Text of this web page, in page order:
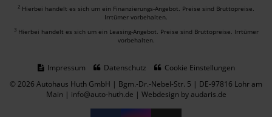
2 Hierbei handelt es sich um ein Finanzierungs-Angebot. Preise sind Bruttopreise.
Irrtümer vorbehalten.
3 Hierbei handelt es sich um ein Leasing-Angebot. Preise sind Bruttopreise. Irrtümer
vorbehalten.
Impressum Datenschutz
Cookie Einstellungen
© 2026 Autohaus Huth GmbH | Bgm.-Dr.-Nebel-Str. 5 | DE-97816 Lohr am
Main | info@auto-huth.de | Webdesign by audaris.de